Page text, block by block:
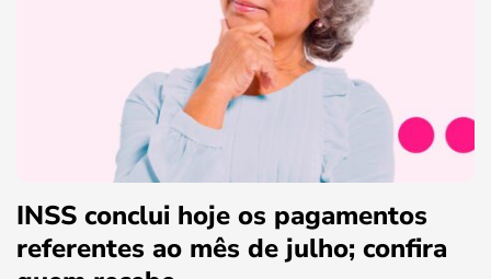
INSS conclui hoje os pagamentos
referentes ao mês de julho; confira